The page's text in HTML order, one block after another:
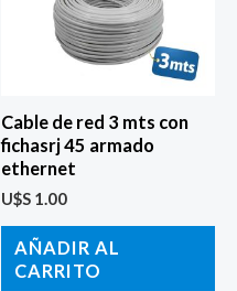
Cable de red 3 mts con
fichasrj 45 armado
ethernet
U$S 1.00
AÑADIR AL
CARRITO